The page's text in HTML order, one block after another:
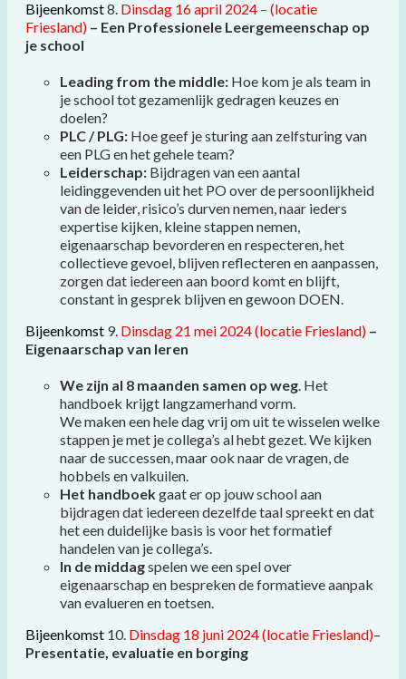
Bijeenkomst8. Dinsdag 16 april 2024 – (locatie
Friesland) – Een Professionele Leergemeenschap op
je school
Leading from the middle:Hoe kom je als team in
je school tot gezamenlijk gedragen keuzes en
doelen?
PLC / PLG:Hoe geef je sturing aan zelfsturing van
een PLG en het gehele team?
Leiderschap:Bijdragen van een aantal
leidinggevenden uit het PO overde persoonlijkheid
van de leider, risico’s durven nemen, naar ieders
expertise kijken, kleine stappen nemen,
eigenaarschap bevorderen en respecteren, het
collectieve gevoel, blijven reflecteren en aanpassen,
zorgen dat iedereen aan boord komt en blijft,
constant in gesprek blijven en gewoon DOEN.
Bijeenkomst 9. Dinsdag 21 mei 2024(locatie Friesland) –
Eigenaarschap van leren
We zijn al 8 maanden samen op weg. Het
handboek krijgt langzamerhand vorm.
We maken een hele dag vrij om uit te wisselen welke
stappen je met je collega’s al hebt gezet. We kijken
naar de successen, maar ook naar de vragen, de
hobbels en valkuilen.
Het handboekgaat er op jouw school aan
bijdragen dat iedereen dezelfde taal spreekt en dat
het een duidelijke basis is voor het formatief
handelen van je collega’s.
In de middagspelen we een spel over
eigenaarschap en bespreken de formatieve aanpak
van evalueren en toetsen.
Bijeenkomst 10. Dinsdag 18 juni 2024(locatie Friesland)–
Presentatie, evaluatie en borging